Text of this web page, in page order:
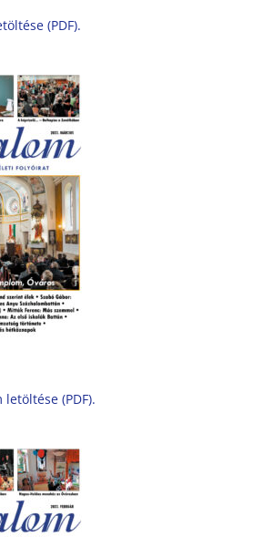
(PDF).
(PDF).